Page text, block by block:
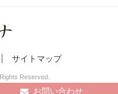
お問い合わせ
サイトマップ
Reserved.